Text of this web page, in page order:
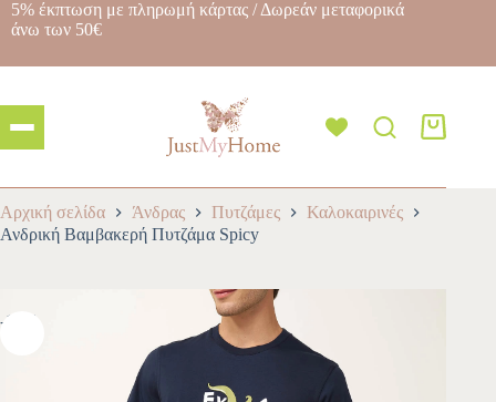
5% έκπτωση με πληρωμή κάρτας / Δωρεάν μεταφορικά
άνω των 50€
Αρχική σελίδα Άνδρας Πυτζάμες
Καλοκαιρινές
Ανδρική Βαμβακερή Πυτζάμα Spicy
-10%